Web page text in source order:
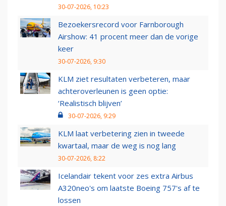
30-07-2026, 10:23
Bezoekersrecord voor Farnborough
Airshow: 41 procent meer dan de vorige
keer
30-07-2026, 9:30
KLM ziet resultaten verbeteren, maar
achteroverleunen is geen optie:
‘Realistisch blijven’
30-07-2026, 9:29
KLM laat verbetering zien in tweede
kwartaal, maar de weg is nog lang
30-07-2026, 8:22
Icelandair tekent voor zes extra Airbus
A320neo's om laatste Boeing 757's af te
lossen